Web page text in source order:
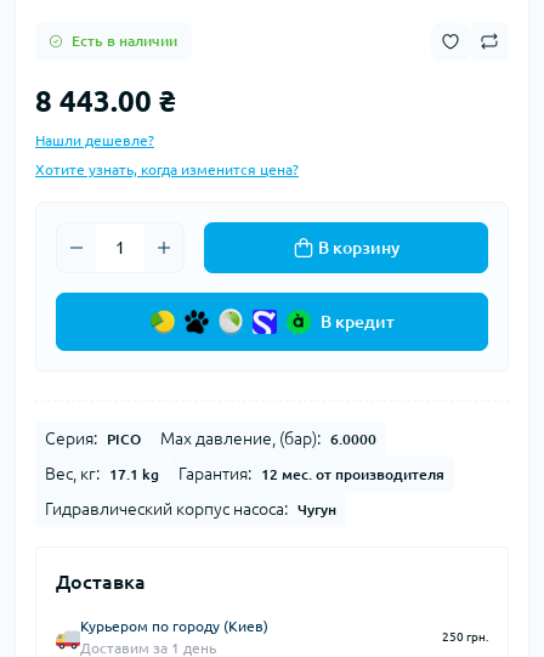
Есть в наличии
8 443.00 ₴
Нашли дешевле?
Хотите узнать, когда изменится цена?
В корзину
В кредит
Серия: PICO Max давление, (бар): 6.0000
Вес, кг: 17.1 kg Гарантия: 12 мес. от производителя
Гидравлический корпус насоса: Чугун
Доставка
Курьером по городу (Киев)
Доставим за 1 день
250 грн.